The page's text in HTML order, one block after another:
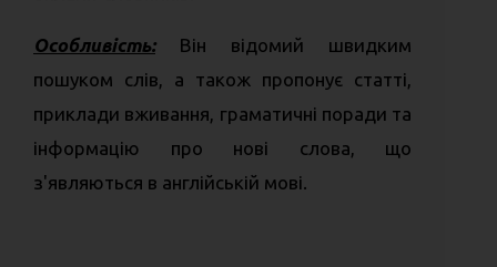
Особливість:Він відомий швидким
пошуком слів, а також пропонує статті,
приклади вживання, граматичні поради та
інформацію про нові слова, що
з'являються в англійській мові.